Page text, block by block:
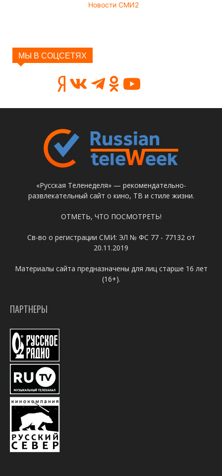
Новости СМИ2
МЫ В СОЦСЕТЯХ
«Русская Теленеделя» — рекомендательно-
развлекательный сайт о кино, ТВ и стиле жизни.
ОТМЕТЬ, ЧТО ПОСМОТРЕТЬ!
Св-во о регистрации СМИ: ЭЛ № ФС 77 - 77132 от
20.11.2019
Материалы сайта предназначены для лиц старше 16 лет
(16+).
ПАРТНЕРЫ